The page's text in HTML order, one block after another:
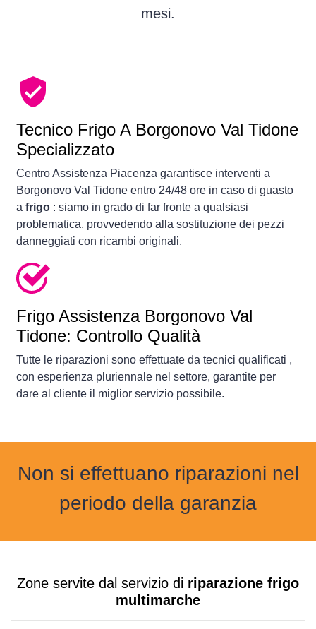
mesi.
Tecnico Frigo A Borgonovo Val Tidone
Specializzato
Centro Assistenza Piacenza garantisce interventi a
Borgonovo Val Tidone entro 24/48 ore in caso di guasto
a frigo : siamo in grado di far fronte a qualsiasi
problematica, provvedendo alla sostituzione dei pezzi
danneggiati con ricambi originali.
Frigo Assistenza Borgonovo Val
Tidone: Controllo Qualità
Tutte le riparazioni sono effettuate da tecnici qualificati ,
con esperienza pluriennale nel settore, garantite per
dare al cliente il miglior servizio possibile.
Non si effettuano riparazioni nel
periodo della garanzia
Zone servite dal servizio di riparazione frigo
multimarche